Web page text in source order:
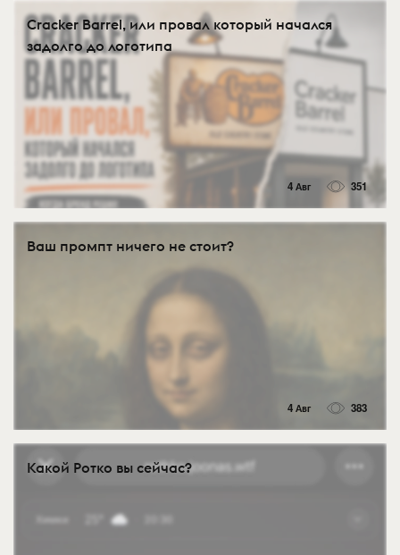
Cracker Barrel, или провал который начался
задолго до логотипа
4 Авг 351
Ваш промпт ничего не стоит?
4 Авг 383
Какой Ротко вы сейчас?